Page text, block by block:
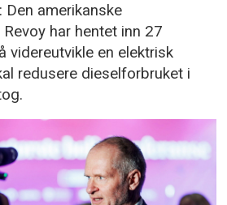
Den amerikanske
har hentet inn 27
videreutvikle en elektrisk
redusere dieselforbruket i